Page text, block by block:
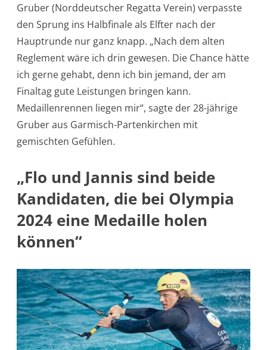
Gruber (Norddeutscher Regatta Verein) verpasste
den Sprung ins Halbfinale als Elfter nach der
Hauptrunde nur ganz knapp. „Nach dem alten
Reglement wäre ich drin gewesen. Die Chance hätte
ich gerne gehabt, denn ich bin jemand, der am
Finaltag gute Leistungen bringen kann.
Medaillenrennen liegen mir“, sagte der 28-jährige
Gruber aus Garmisch-Partenkirchen mit
gemischten Gefühlen.
„Flo und Jannis sind beide
Kandidaten, die bei Olympia
2024 eine Medaille holen
können“